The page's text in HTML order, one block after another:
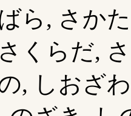
ら, さか
くらだ,
, しおざ